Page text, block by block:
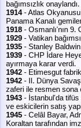
bağımsızlık onaylandı.
1914- Atlas
Panama Kanalı
1918 - Osmanlı'nın 9.
1929 - Vatikan
1935 - Stanley
1939 - CHP İdare
ayırmaya karar verdi.
1942 - Etimesgut
1942 - II. Dünya
zaferi ile resmen sona
1943 - İstanbul'da tifüs
ve eskicilerin satış
1945 - Celâl Bayar,
Koraltan tarafından